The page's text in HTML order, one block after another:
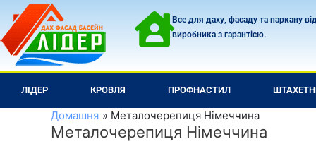
Перейти
вмісту
Все для даху, фасаду та паркану
виробника з гарантією.
ЛІДЕР КРОВЛЯ ПРОФНАСТИЛ
Домашня Металочерепиця Німеччина
Металочерепиця Німеччина